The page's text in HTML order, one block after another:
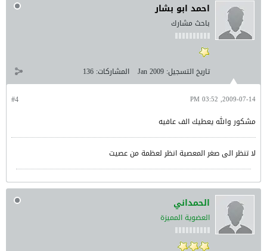
احمد ابو بشار
باحث مشارك
تاريخ التسجيل: Jan 2009 المشاركات: 136
#4 2009-07-14, 03:52 PM
مشكور والله يعطيك الف عافيه
لا تنظر الى صغر المعصية انظر لعظمة من عصيت
الحمداني
العضوية المميزة